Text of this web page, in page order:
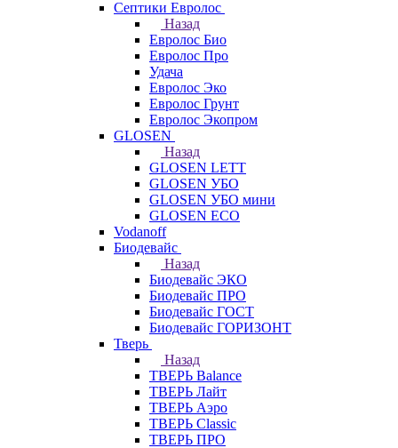
Септики Евролос
Назад
Евролос Био
Евролос Про
Удача
Евролос Эко
Евролос Грунт
Евролос Экопром
GLOSEN
Назад
GLOSEN LETT
GLOSEN УБО
GLOSEN УБО мини
GLOSEN ECO
Vodanoff
Биодевайс
Назад
Биодевайс ЭКО
Биодевайс ПРО
Биодевайс ГОСТ
Биодевайс ГОРИЗОНТ
Тверь
Назад
ТВЕРЬ Balance
ТВЕРЬ Лайт
ТВЕРЬ Аэро
ТВЕРЬ Classic
ТВЕРЬ ПРО